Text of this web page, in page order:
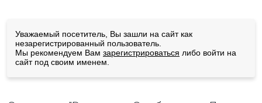
Уважаемый посетитель, Вы зашли на сайт как
незарегистрированный пользователь.
Мы рекомендуем Вам зарегистрироваться либо войти на
сайт под своим именем.